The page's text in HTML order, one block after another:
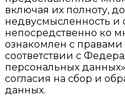
включая их полноту,
недвусмысленность и
непосредственно ко
ознакомлен с правами
соответствии с
персональных
согласия на сбор и
данных.